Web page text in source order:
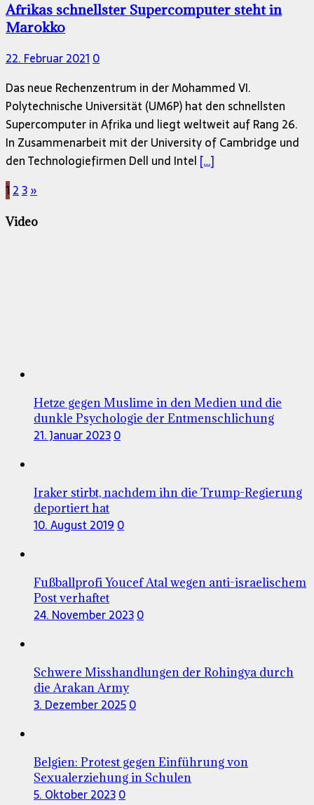
Afrikas schnellster Supercomputer steht in
Marokko
22. Februar 2021 0
Das neue Rechenzentrum in der Mohammed VI.
Polytechnische Universität (UM6P) hat den schnellsten
Supercomputer in Afrika und liegt weltweit auf Rang 26.
In Zusammenarbeit mit der University of Cambridge und
den Technologiefirmen Dell und Intel […]
Seitennummerierung
der
1 23»
Video
Hetze gegen Muslime in den Medien und die
dunkle Psychologie der Entmenschlichung
21. Januar 20230
Iraker stirbt, nachdem ihn die Trump-Regierung
deportiert hat
10. August 20190
Fußballprofi Youcef Atal wegen anti-israelischem
Post verhaftet
24. November 20230
Schwere Misshandlungen der Rohingya durch
die Arakan Army
3. Dezember 20250
Belgien: Protest gegen Einführung von
Sexualerziehung in Schulen
5. Oktober 20230